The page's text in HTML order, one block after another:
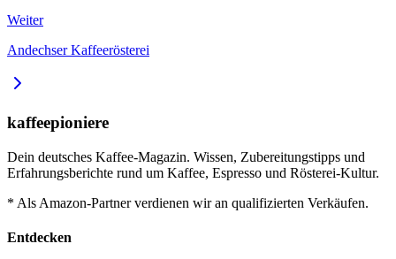
Weiter
Andechser Kaffeerösterei
kaffeepioniere
Dein deutsches Kaffee-Magazin. Wissen, Zubereitungstipps und
Erfahrungsberichte rund um Kaffee, Espresso und Rösterei-Kultur.
* Als Amazon-Partner verdienen wir an qualifizierten Verkäufen.
Entdecken